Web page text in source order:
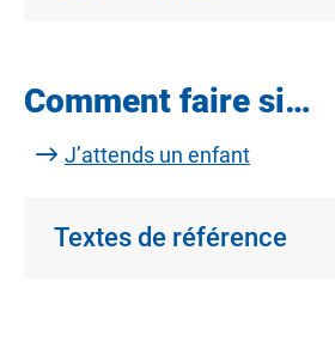
Comment faire si…
J’attends un enfant
Textes de référence